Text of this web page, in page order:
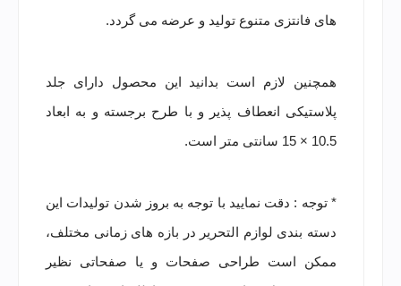
های فانتزی متنوع تولید و عرضه می گردد.
همچنین لازم است بدانید این محصول دارای جلد
پلاستیکی انعطاف پذیر و با طرح برجسته و به ابعاد
10.5 × 15 سانتی متر است.
* توجه : دقت نمایید با توجه به بروز شدن تولیدات این
دسته بندی لوازم التحریر در بازه های زمانی مختلف،
ممکن است طراحی صفحات و یا صفحاتی نظیر